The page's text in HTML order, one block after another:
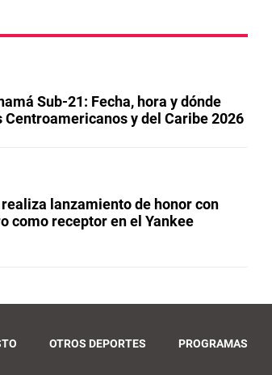
Sub-21: Fecha, hora y dónde
Centroamericanos y del Caribe 2026
lanzamiento de honor con
como receptor en el Yankee
OTROS DEPORTES PROGRAMAS